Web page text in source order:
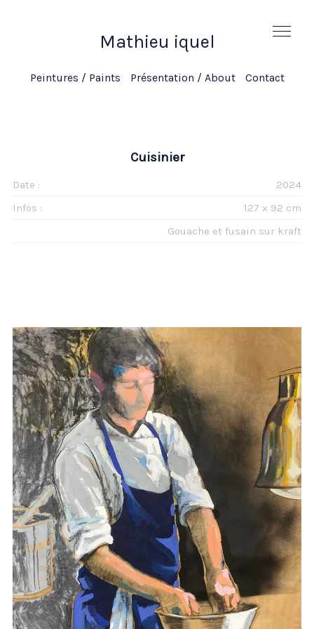
Mathieu iquel
Mathieu iquel
Peintures / Paints Présentation / About Contact
Cuisinier
Date :
2024
Infos :
127 x 92 cm
Gouache et fusain sur kraft